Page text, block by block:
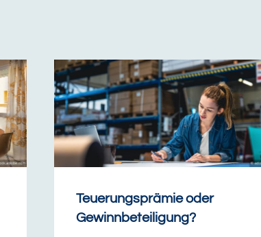
Teuerungsprämie oder
Gewinnbeteiligung?